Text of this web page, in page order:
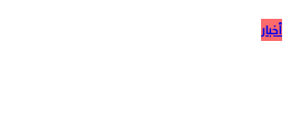
أخبار